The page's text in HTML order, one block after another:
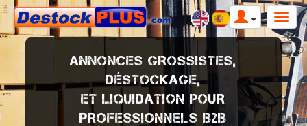
ANNONCES GROSSISTES,
DÉSTOCKAGE,
ET LIQUIDATION POUR
PROFESSIONNELS B2B